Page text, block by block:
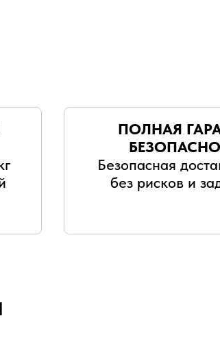
ПОЛНАЯ
Безопасная
без рисков и